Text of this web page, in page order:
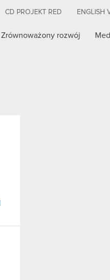
CD PROJEKT RED ENGLISH
Zrównoważony rozwój